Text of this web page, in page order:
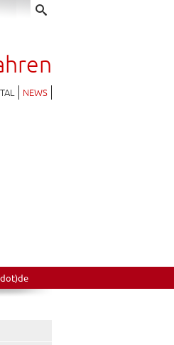
NEWS